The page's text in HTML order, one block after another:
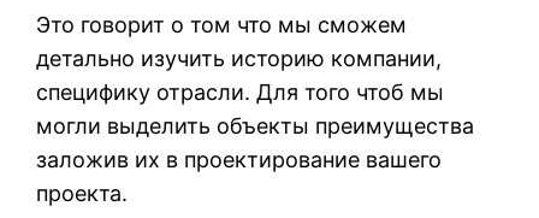
Это говорит о том что мы сможем
детально изучить историю компании,
специфику отрасли. Для того чтоб мы
могли выделить объекты преимущества
заложив их в проектирование вашего
проекта.